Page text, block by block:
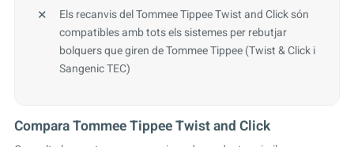
Els recanvis del Tommee Tippee Twist and Click són
compatibles amb tots els sistemes per rebutjar
bolquers que giren de Tommee Tippee (Twist & Click i
Sangenic TEC)
Compara Tommee Tippee Twist and Click